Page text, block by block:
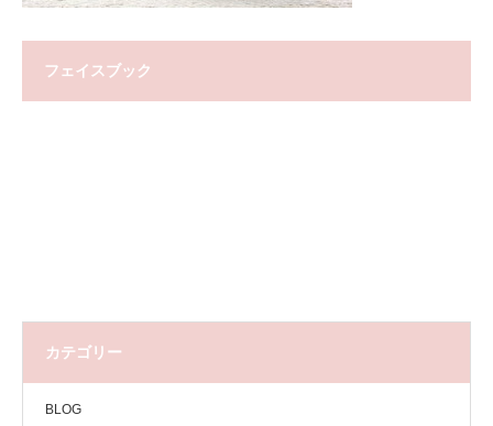
フェイスブック
カテゴリー
BLOG